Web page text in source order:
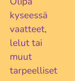
kyseessä
vaatteet,
lelut tai
muut
tarpeelliset